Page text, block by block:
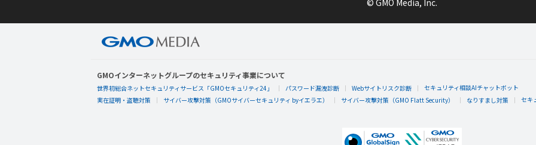
© GMO Media, Inc.
GMOインターネットグループのセキュリティ事業について
世界初総合ネットセキュリティサービス「GMOセキュリティ24」 パスワード漏洩診断 Webサイトリスク診断
セキュリティ相談AIチャットボット
実在証明・盗聴対策
サイバー攻撃対策（GMOサイバーセキュリティ byイエラエ） サイバー攻撃対策（GMO Flatt Security） なりすまし対策 セキ